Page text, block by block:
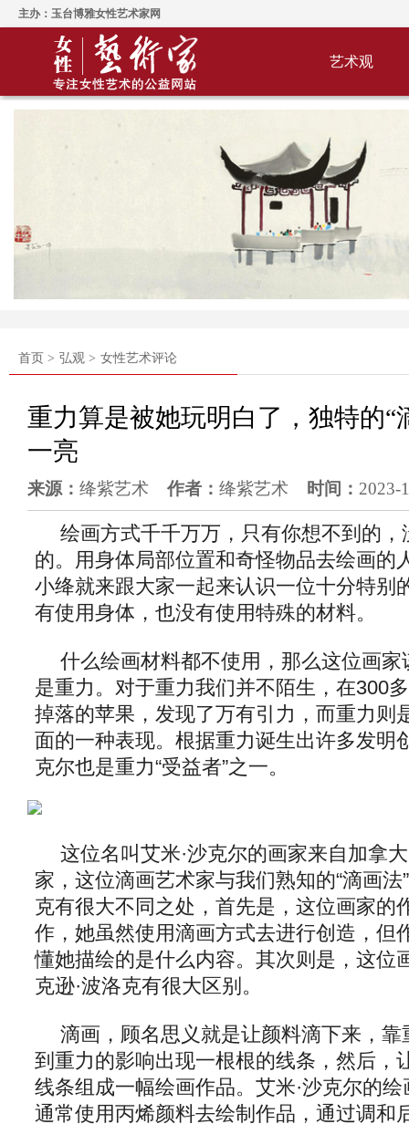
主办：玉台博雅女性艺术家网
艺术观
首页 > 弘观 > 女性艺术评论
重力算是被她玩明白了，独特的“
一亮
来源： 绛紫艺术 作者： 绛紫艺术 时间： 2023-
绘画方式千千万万，只有你想不到的
的。用身体局部位置和奇怪物品去绘画的
小绛就来跟大家一起来认识一位十分特别
有使用身体，也没有使用特殊的材料。
什么绘画材料都不使用，那么这位画
是重力。对于重力我们并不陌生，在300
掉落的苹果，发现了万有引力，而重力则
面的一种表现。根据重力诞生出许多发明
克尔也是重力“受益者”之一。
这位名叫艾米·沙克尔的画家来自加拿
家，这位滴画艺术家与我们熟知的“滴画法
克有很大不同之处，首先是，这位画家的
作，她虽然使用滴画方式去进行创造，但
懂她描绘的是什么内容。其次则是，这位
克逊·波洛克有很大区别。
滴画，顾名思义就是让颜料滴下来，
到重力的影响出现一根根的线条，然后，
线条组成一幅绘画作品。艾米·沙克尔的
通常使用丙烯颜料去绘制作品，通过调和